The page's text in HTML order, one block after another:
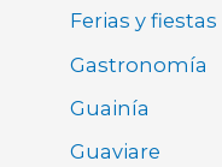
Ferias y fiestas
Gastronomía
Guainía
Guaviare